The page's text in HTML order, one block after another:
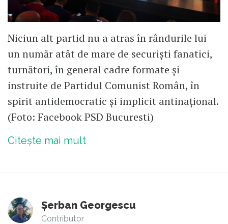
Niciun alt partid nu a atras în rândurile lui
un număr atât de mare de securiști fanatici,
turnători, în general cadre formate și
instruite de Partidul Comunist Român, în
spirit antidemocratic și implicit antinațional.
(Foto: Facebook PSD Bucuresti)
Citește mai mult
Șerban Georgescu
Contributor